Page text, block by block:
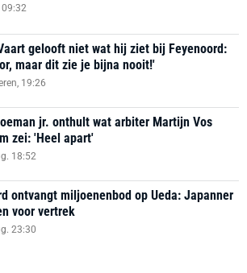
09:32
gelooft niet wat hij ziet bij Feyenoord:
maar dit zie je bijna nooit!'
19:26
jr. onthult wat arbiter Martijn Vos
zei: 'Heel apart'
18:52
ontvangt miljoenenbod op Ueda: Japanner
voor vertrek
23:30